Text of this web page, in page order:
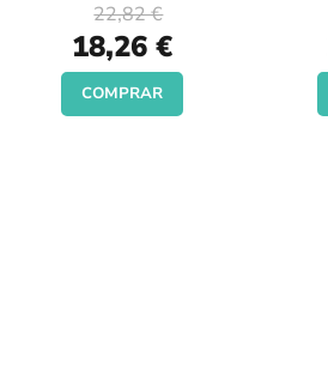
Special
Price
18,26 €
22,82 €
COMPRAR